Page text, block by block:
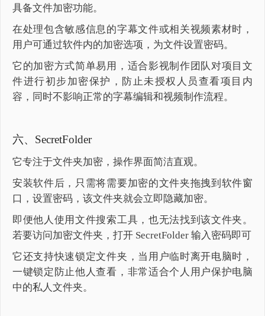
具备文件加密功能。
在处理包含敏感信息的字幕文件或相关视频素材时，
用户可通过软件内的加密选项，为文件设置密码。
它的加密方式简单易用，适合影视制作团队对项目文
件进行初步加密保护，防止未授权人员查看项目内
容，同时不影响正常的字幕编辑和视频制作流程。
六、SecretFolder
它专注于文件夹加密，操作界面简洁直观。
安装软件后，只需将需要加密的文件夹拖拽到软件窗
口，设置密码，该文件夹就会立即隐藏加密。
即便他人使用文件搜索工具，也无法找到该文件夹。
若要访问加密文件夹，打开 SecretFolder 输入密码即可
它还支持快速锁定文件夹，当用户临时离开电脑时，
一键锁定防止他人查看，非常适合个人用户保护电脑
中的私人文件夹。